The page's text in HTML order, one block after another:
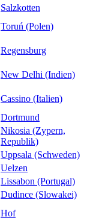
Salzkotten
Toruń (Polen)
Regensburg
New Delhi (Indien)
Cassino (Italien)
Dortmund
Nikosia (Zypern,
Republik)
Uppsala (Schweden)
Uelzen
Lissabon (Portugal)
Dudince (Slowakei)
Hof